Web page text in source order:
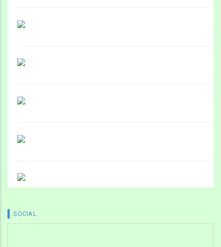
SOCIAL